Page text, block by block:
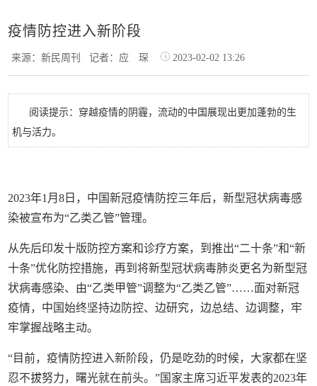
疫情防控进入新阶段
来源：新民周刊记者：应 琛 2023-02-02 13:26
阅读提示：穿越疫情的阴霾，流动的中国展现出更加蓬勃的生
机与活力。
2023年1月8日，中国新冠疫情防控三年后，新型冠状病毒感
染被宣布为“乙类乙管”管理。
从先后印发十版防控方案和诊疗方案，到推出“二十条”和“新
十条”优化防控措施，再到将新型冠状病毒肺炎更名为新型冠
状病毒感染、由“乙类甲管”调整为“乙类乙管”……面对新冠
疫情，中国始终坚持边防控、边研究，边总结、边调整，牢
牢掌握战略主动。
“目前，疫情防控进入新阶段，仍是吃劲的时候，大家都在坚
忍不拔努力，曙光就在前头。”国家主席习近平发表的2023年